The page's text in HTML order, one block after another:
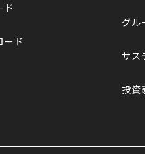
ド
ード
グル
サス
投資